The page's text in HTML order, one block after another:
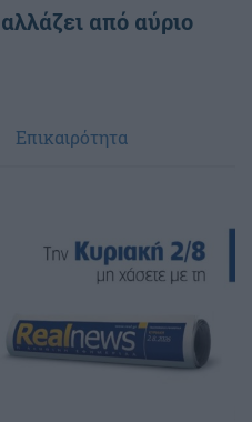
από αύριο
Επικαιρότητα